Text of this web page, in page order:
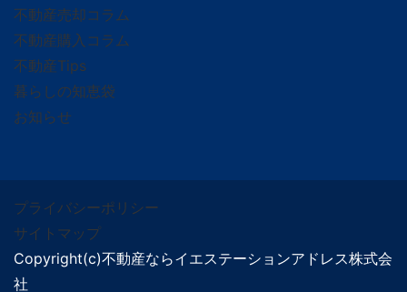
不動産売却コラム
不動産購入コラム
不動産Tips
暮らしの知恵袋
お知らせ
プライバシーポリシー
サイトマップ
Copyright(c)不動産ならイエステーションアドレス株式会
社